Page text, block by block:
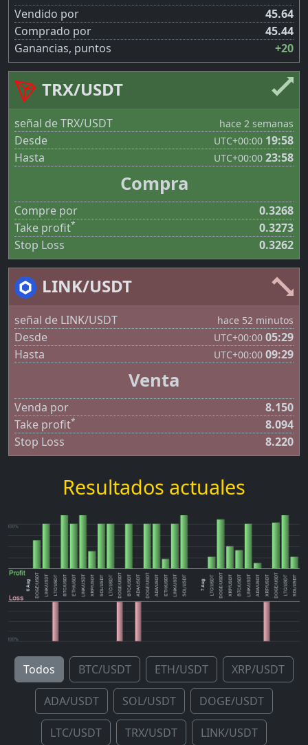
Vendido por
45.64
Comprado por
45.44
Ganancias, puntos
+20
TRX/USDT
señal de TRX/USDT hace 2 semanas
Desde UTC+00:00 19:58
Hasta
UTC+00:00 23:58
Compra
Compre por
0.3268
Take profit*
0.3273
Stop Loss
0.3262
LINK/USDT
señal de LINK/USDT hace 52 minutos
Desde UTC+00:00 05:29
Hasta
UTC+00:00 09:29
Venta
Venda por
8.150
Take profit*
8.094
Stop Loss
8.220
Resultados actuales
Todos BTC/USDT ETH/USDT XRP/USDT
ADA/USDT SOL/USDT DOGE/USDT
LTC/USDT TRX/USDT LINK/USDT